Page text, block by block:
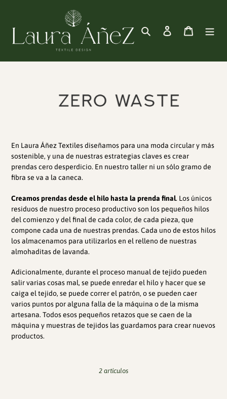
contenido
Buscar Ingresar Carrito
En Laura Áñez Textiles diseñamos para una moda circular y más
sostenible, y una de nuestras estrategias claves es crear
prendas cero desperdicio. En nuestro taller ni un sólo gramo de
fibra se va a la caneca.
Creamos prendas desde el hilo hasta la prenda final. Los únicos
residuos de nuestro proceso productivo son los pequeños hilos
del comienzo y del final de cada color, de cada pieza, que
compone cada una de nuestras prendas. Cada uno de estos hilos
los almacenamos para utilizarlos en el relleno de nuestras
almohaditas de lavanda.
Adicionalmente, durante el proceso manual de tejido pueden
salir varias cosas mal, se puede enredar el hilo y hacer que se
caiga el tejido, se puede correr el patrón, o se pueden caer
varios puntos por alguna falla de la máquina o de la misma
artesana. Todos esos pequeños retazos que se caen de la
máquina y muestras de tejidos las guardamos para crear nuevos
productos.
2 artículos